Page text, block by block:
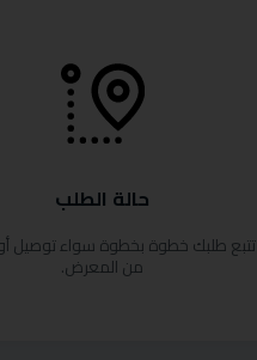
حالة الطلب
تتبع طلبك خطوة بخطوة سواء توصيل
من المعرض.